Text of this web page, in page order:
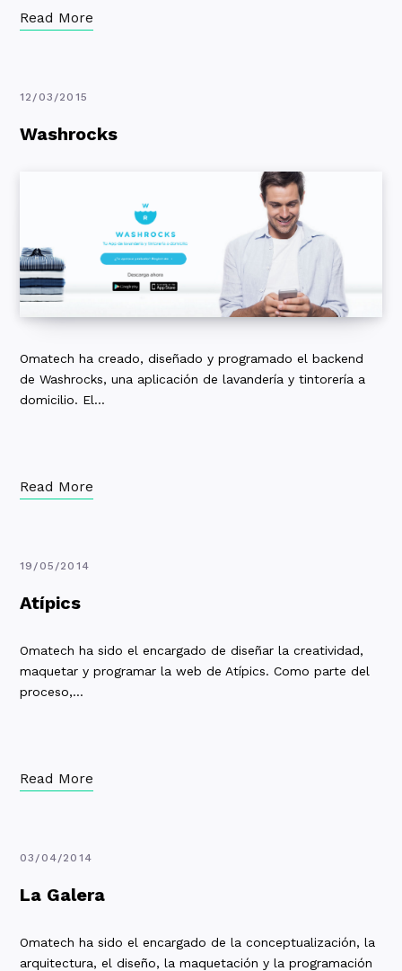
Read More
12/03/2015
Washrocks
Omatech ha creado, diseñado y programado el backend
de Washrocks, una aplicación de lavandería y tintorería a
domicilio. El…
Read More
19/05/2014
Atípics
Omatech ha sido el encargado de diseñar la creatividad,
maquetar y programar la web de Atípics. Como parte del
proceso,…
Read More
03/04/2014
La Galera
Omatech ha sido el encargado de la conceptualización, la
arquitectura, el diseño, la maquetación y la programación